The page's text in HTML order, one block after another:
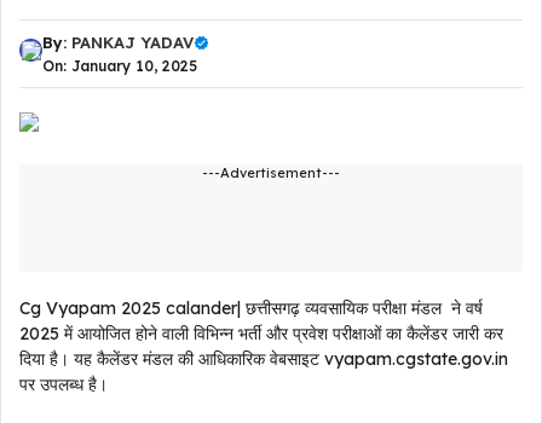
By: PANKAJ YADAV
On: January 10, 2025
---Advertisement---
Cg Vyapam 2025 calander| छत्तीसगढ़ व्यवसायिक परीक्षा मंडल ने वर्ष
2025 में आयोजित होने वाली विभिन्न भर्ती और प्रवेश परीक्षाओं का कैलेंडर जारी कर
दिया है। यह कैलेंडर मंडल की आधिकारिक वेबसाइट vyapam.cgstate.gov.in
पर उपलब्ध है।